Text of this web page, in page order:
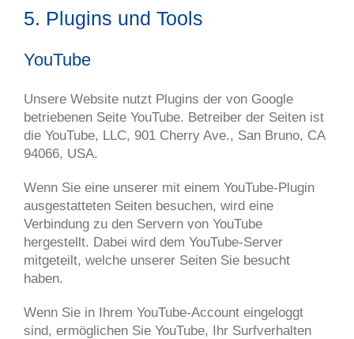
5. Plugins und Tools
YouTube
Unsere Website nutzt Plugins der von Google
betriebenen Seite YouTube. Betreiber der Seiten ist
die YouTube, LLC, 901 Cherry Ave., San Bruno, CA
94066, USA.
Wenn Sie eine unserer mit einem YouTube-Plugin
ausgestatteten Seiten besuchen, wird eine
Verbindung zu den Servern von YouTube
hergestellt. Dabei wird dem YouTube-Server
mitgeteilt, welche unserer Seiten Sie besucht
haben.
Wenn Sie in Ihrem YouTube-Account eingeloggt
sind, ermöglichen Sie YouTube, Ihr Surfverhalten